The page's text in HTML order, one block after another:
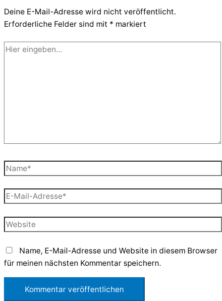
Deine E-Mail-Adresse wird nicht veröffentlicht.
Erforderliche Felder sind mit * markiert
Hier
Name*
E-
Mail-
Adresse*
Website
Name, E-Mail-Adresse und Website in diesem Browser
für meinen nächsten Kommentar speichern.